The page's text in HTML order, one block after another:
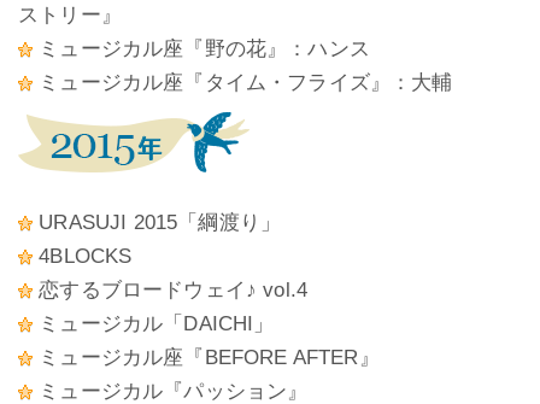
ストリー』
ミュージカル座『野の花』：ハンス
ミュージカル座『タイム・フライズ』：大輔
URASUJI 2015「綱渡り」
4BLOCKS
恋するブロードウェイ♪ vol.4
ミュージカル「DAICHI」
ミュージカル座『BEFORE AFTER』
ミュージカル『パッション』